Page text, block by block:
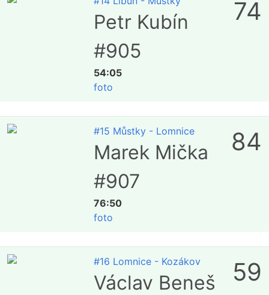
Petr Kubín
#905
54:05
foto
74
#15 Můstky - Lomnice
Marek Mička
#907
76:50
foto
84
#16 Lomnice - Kozákov
Václav Beneš
59